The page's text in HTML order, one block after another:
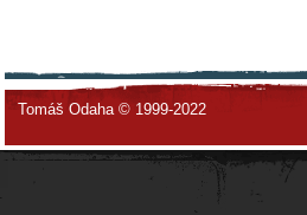
Tomáš Odaha © 1999-2022